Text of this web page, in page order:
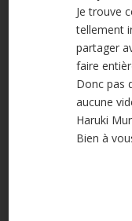
Je trouve
tellement
partager
faire
Donc pas
aucune
Haruki
Bien à